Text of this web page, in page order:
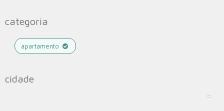
categoria
apartamento
cidade